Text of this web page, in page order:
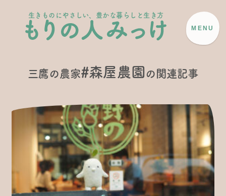
生きものにやさしい、豊かな暮らしと生き方
MENU
三鷹の農家#森屋農園の関連記事